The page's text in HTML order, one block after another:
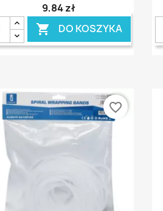
9,84 zł
 DO KOSZYKA
favorite_border